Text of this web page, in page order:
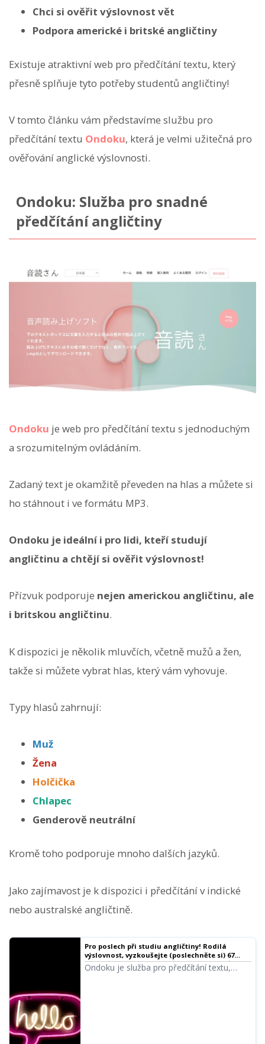
Chci si ověřit výslovnost vět
Podpora americké i britské angličtiny
Existuje atraktivní web pro předčítání textu, který
přesně splňuje tyto potřeby studentů angličtiny!
V tomto článku vám představíme službu pro
předčítání textu Ondoku, která je velmi užitečná pro
ověřování anglické výslovnosti.
Ondoku: Služba pro snadné
předčítání angličtiny
Ondoku je web pro předčítání textu s jednoduchým
a srozumitelným ovládáním.
Zadaný text je okamžitě převeden na hlas a můžete si
ho stáhnout i ve formátu MP3.
Ondoku je ideální i pro lidi, kteří studují
angličtinu a chtějí si ověřit výslovnost!
Přízvuk podporuje nejen americkou angličtinu, ale
i britskou angličtinu.
K dispozici je několik mluvčích, včetně mužů a žen,
takže si můžete vybrat hlas, který vám vyhovuje.
Typy hlasů zahrnují:
Muž
Žena
Holčička
Chlapec
Genderově neutrální
Kromě toho podporuje mnoho dalších jazyků.
Jako zajímavost je k dispozici i předčítání v indické
nebo australské angličtině.
Pro poslech při studiu angličtiny! Rodilá
výslovnost, vyzkoušejte (poslechněte si) 67
mluvčích. Hlasy žen, mužů, dívek i chlapců!
Ondoku je služba pro předčítání textu,